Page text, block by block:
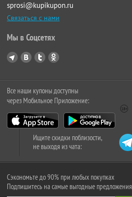
sprosi@kupikupon.ru
Связаться с нами
Мы в Соцсетях
Все наши купоны доступны
через Мобильное Приложение:
Ищите скидки поблизости,
не выходя из чата:
Сэкономьте до 90% при любых покупках
Подпишитесь на самые выгодные предложения